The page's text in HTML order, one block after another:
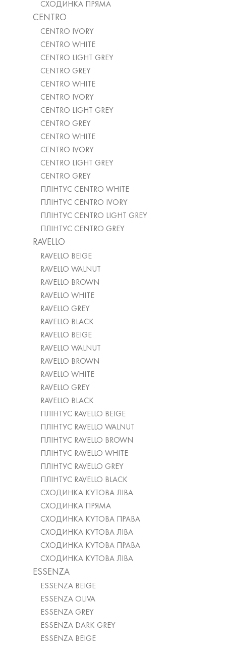
СХОДИНКА ПРЯМА
CENTRO
CENTRO IVORY
CENTRO WHITE
CENTRO LIGHT GREY
CENTRO GREY
CENTRO WHITE
CENTRO IVORY
CENTRO LIGHT GREY
CENTRO GREY
CENTRO WHITE
CENTRO IVORY
CENTRO LIGHT GREY
CENTRO GREY
ПЛІНТУС CENTRO WHITE
ПЛІНТУС CENTRO IVORY
ПЛІНТУС CENTRO LIGHT GREY
ПЛІНТУС CENTRO GREY
RAVELLO
RAVELLO BEIGE
RAVELLO WALNUT
RAVELLO BROWN
RAVELLO WHITE
RAVELLO GREY
RAVELLO BLACK
RAVELLO BEIGE
RAVELLO WALNUT
RAVELLO BROWN
RAVELLO WHITE
RAVELLO GREY
RAVELLO BLACK
ПЛІНТУС RAVELLO BEIGE
ПЛІНТУС RAVELLO WALNUT
ПЛІНТУС RAVELLO BROWN
ПЛІНТУС RAVELLO WHITE
ПЛІНТУС RAVELLO GREY
ПЛІНТУС RAVELLO BLACK
СХОДИНКА КУТОВА ЛІВА
СХОДИНКА ПРЯМА
СХОДИНКА КУТОВА ПРАВА
СХОДИНКА КУТОВА ЛІВА
СХОДИНКА КУТОВА ПРАВА
СХОДИНКА КУТОВА ЛІВА
ESSENZA
ESSENZA BEIGE
ESSENZA OLIVA
ESSENZA GREY
ESSENZA DARK GREY
ESSENZA BEIGE